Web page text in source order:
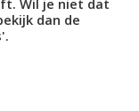
Wil je niet dat
dan de